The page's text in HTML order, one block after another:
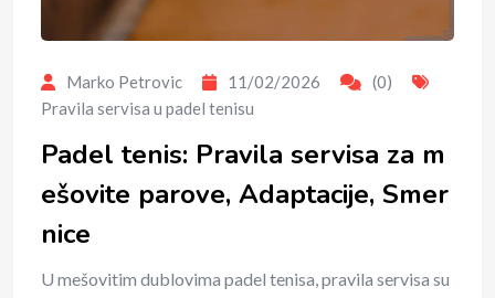
Marko Petrovic 11/02/2026
(0)
Pravila servisa u padel tenisu
Padel tenis: Pravila servisa za m
ešovite parove, Adaptacije, Smer
nice
U mešovitim dublovima padel tenisa, pravila servisa su